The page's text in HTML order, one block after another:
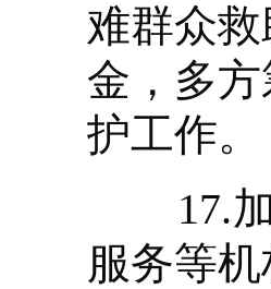
难群众
金，多
护工作。
17.加
服务等